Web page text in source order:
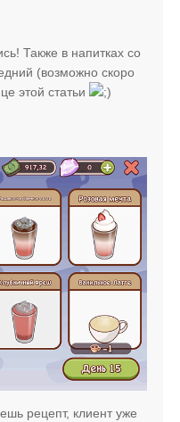
Также в напитках со
(возможно скоро
этой статьи
рецепт, клиент уже